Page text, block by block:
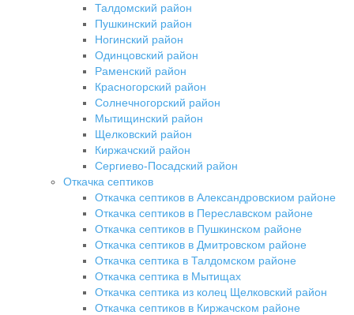
Талдомский район
Пушкинский район
Ногинский район
Одинцовский район
Раменский район
Красногорский район
Солнечногорский район
Мытищинский район
Щелковский район
Киржачский район
Сергиево-Посадский район
Откачка септиков
Откачка септиков в Александровскиом районе
Откачка септиков в Переславском районе
Откачка септиков в Пушкинском районе
Откачка септиков в Дмитровском районе
Откачка септика в Талдомском районе
Откачка септика в Мытищах
Откачка септика из колец Щелковский район
Откачка септиков в Киржачском районе